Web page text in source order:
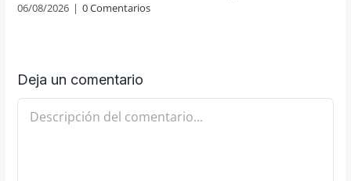
06/08/2026 | 0 Comentarios
Deja un comentario
Comentario